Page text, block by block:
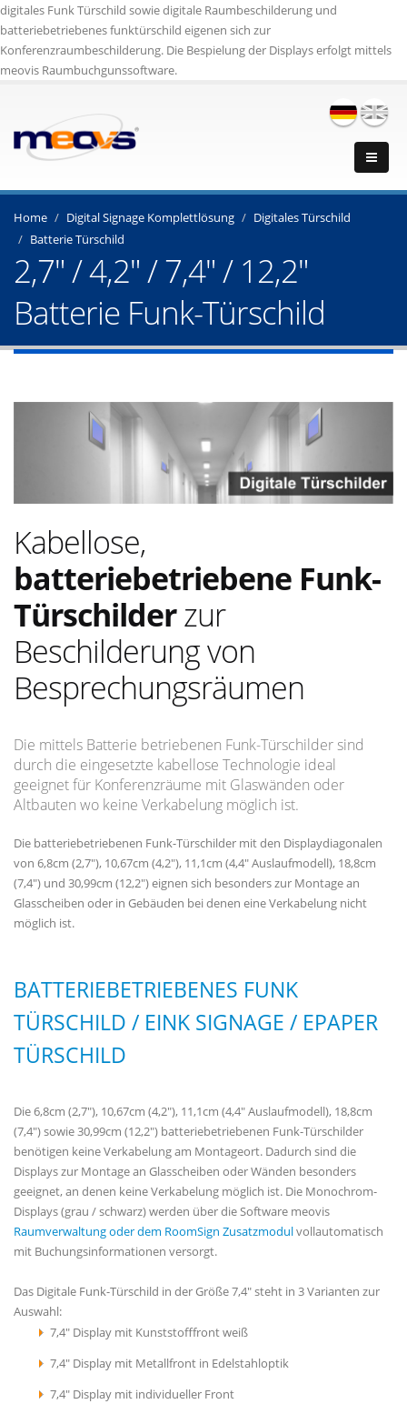
digitales Funk Türschild sowie digitale Raumbeschilderung und
batteriebetriebenes funktürschild eigenen sich zur
Konferenzraumbeschilderung. Die Bespielung der Displays erfolgt mittels
meovis Raumbuchgunssoftware.
Home Digital Signage Komplettlösung
Digitales Türschild
Batterie Türschild
2,7" / 4,2" / 7,4" / 12,2"
Batterie Funk-Türschild
Kabellose,
batteriebetriebene Funk-
Türschilderzur
Beschilderung von
Besprechungsräumen
Die mittels Batterie betriebenen Funk-Türschilder sind
durch die eingesetzte kabellose Technologie ideal
geeignet für Konferenzräume mit Glaswänden oder
Altbauten wo keine Verkabelung möglich ist.
Die batteriebetriebenen Funk-Türschilder mit den Displaydiagonalen
von 6,8cm (2,7"), 10,67cm (4,2"), 11,1cm (4,4" Auslaufmodell), 18,8cm
(7,4") und 30,99cm (12,2") eignen sich besonders zur Montage an
Glasscheiben oder in Gebäuden bei denen eine Verkabelung nicht
möglich ist.
BATTERIEBETRIEBENES FUNK
TÜRSCHILD / EINK SIGNAGE / EPAPER
TÜRSCHILD
Die 6,8cm (2,7"), 10,67cm (4,2"), 11,1cm (4,4" Auslaufmodell), 18,8cm
(7,4") sowie 30,99cm (12,2") batteriebetriebenen Funk-Türschilder
benötigen keine Verkabelung am Montageort. Dadurch sind die
Displays zur Montage an Glasscheiben oder Wänden besonders
geeignet, an denen keine Verkabelung möglich ist. Die Monochrom-
Displays (grau / schwarz) werden über die Software meovis
Raumverwaltung oder dem RoomSign Zusatzmodulvollautomatisch
mit Buchungsinformationen versorgt.
Das Digitale Funk-Türschild in der Größe 7,4" steht in 3 Varianten zur
Auswahl:
7,4" Display mit Kunststofffront weiß
7,4" Display mit Metallfront in Edelstahloptik
7,4" Display mit individueller Front